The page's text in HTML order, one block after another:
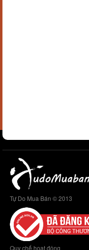
Tự Do Mua Bán © 2013
Quy chế hoạt động